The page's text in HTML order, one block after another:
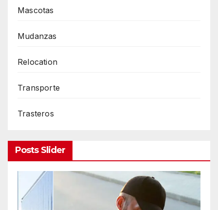
Mascotas
Mudanzas
Relocation
Transporte
Trasteros
Posts Slider